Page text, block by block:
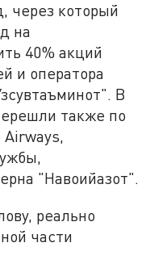
через который
на
40% акций
и оператора
В
также по
Airways,
"Навоийазот".
реально
части